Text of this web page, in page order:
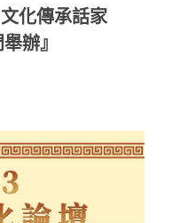
化傳承話家
辦』